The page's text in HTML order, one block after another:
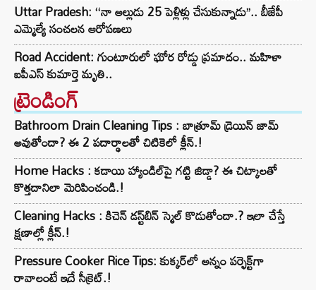
Uttar Pradesh: ‘‘నా అల్లుడు 25 పెళ్లిళ్లు చేసుకున్నాడు’’.. బీజేపీ
ఎమ్మెల్యే సంచలన ఆరోపణలు
Road Accident: గుంటూరులో ఘోర రోడ్డు ప్రమాదం.. మహిళా
ఐపీఎస్ కుమార్తె మృతి..
ట్రెండింగ్‌
Bathroom Drain Cleaning Tips : బాత్రూమ్ డ్రెయిన్ జామ్
అవుతోందా? ఈ 2 పదార్థాలతో చిటికెలో క్లీన్.!
Home Hacks : కడాయి హ్యాండిల్‌పై గట్టి జిడ్డా? ఈ చిట్కాలతో
కొత్తదానిలా మెరిపించండి.!
Cleaning Hacks : కిచెన్ డస్ట్‌బిన్ స్మెల్ కొడుతోందా.? ఇలా చేస్తే
క్షణాల్లో క్లీన్.!
Pressure Cooker Rice Tips: కుక్కర్‌లో అన్నం పర్ఫెక్ట్‌గా
రావాలంటే ఇదే సీక్రెట్.!